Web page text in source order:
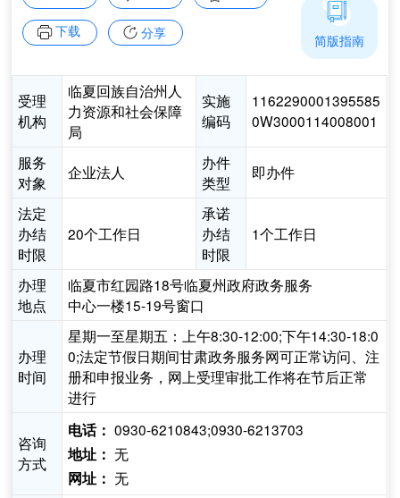
下载 分享
受理
机构
临夏回族自治州人
力资源和社会保障
局
实施
编码
1162290001395585
0W3000114008001
服务
对象
企业法人
办件
类型
即办件
法定
办结
时限
20个工作日
承诺
办结
时限
1个工作日
办理
地点
临夏市红园路18号临夏州政府政务服务
中心一楼15-19号窗口
办理
时间
星期一至星期五：上午8:30-12:00;下午14:30-18:0
0;法定节假日期间甘肃政务服务网可正常访问、注
册和申报业务，网上受理审批工作将在节后正常
进行
咨询
方式
电话： 0930-6210843;0930-6213703
地址： 无
网址： 无
简版指南